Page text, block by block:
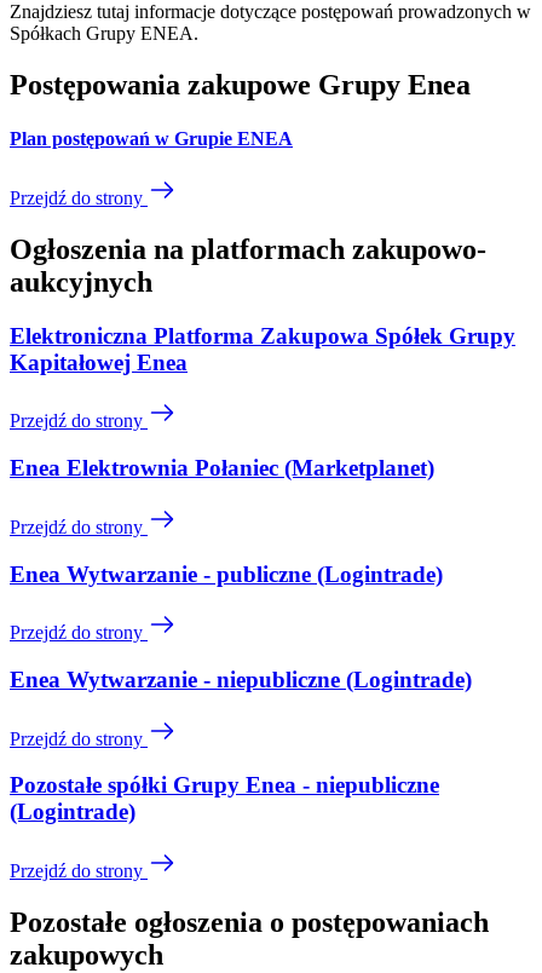
Znajdziesz tutaj informacje dotyczące postępowań prowadzonych w
Spółkach Grupy ENEA.
Postępowania zakupowe Grupy Enea
Plan postępowań w Grupie ENEA
Przejdź do strony
Ogłoszenia na platformach zakupowo-
aukcyjnych
Elektroniczna Platforma Zakupowa Spółek Grupy
Kapitałowej Enea
Przejdź do strony
Enea Elektrownia Połaniec (Marketplanet)
Przejdź do strony
Enea Wytwarzanie - publiczne (Logintrade)
Przejdź do strony
Enea Wytwarzanie - niepubliczne (Logintrade)
Przejdź do strony
Pozostałe spółki Grupy Enea - niepubliczne
(Logintrade)
Przejdź do strony
Pozostałe ogłoszenia o postępowaniach
zakupowych